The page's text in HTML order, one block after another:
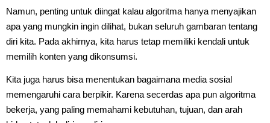
Namun, penting untuk diingat kalau algoritma hanya menyajikan
apa yang mungkin ingin dilihat, bukan seluruh gambaran tentang
diri kita. Pada akhirnya, kita harus tetap memiliki kendali untuk
memilih konten yang dikonsumsi.
Kita juga harus bisa menentukan bagaimana media sosial
memengaruhi cara berpikir. Karena secerdas apa pun algoritma
bekerja, yang paling memahami kebutuhan, tujuan, dan arah